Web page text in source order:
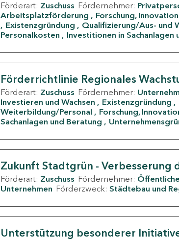
Förderart: Zuschuss Fördernehmer:
Arbeitsplatzförderung
Forschung,
Existenzgründung
Qualifizierung/Aus- und
Personalkosten
Investitionen in Sachanlagen
Förderrichtlinie Regionales
Förderart: Zuschuss Fördernehmer:
Investieren und Wachsen
Existenzgründung
Weiterbildung/Personal
Forschung,
Sachanlagen und Beratung
Zukunft Stadtgrün - Verbesserung
Förderart: Zuschuss Fördernehmer:
Unternehmen Förderzweck: Städtebau und
Unterstützung besonderer